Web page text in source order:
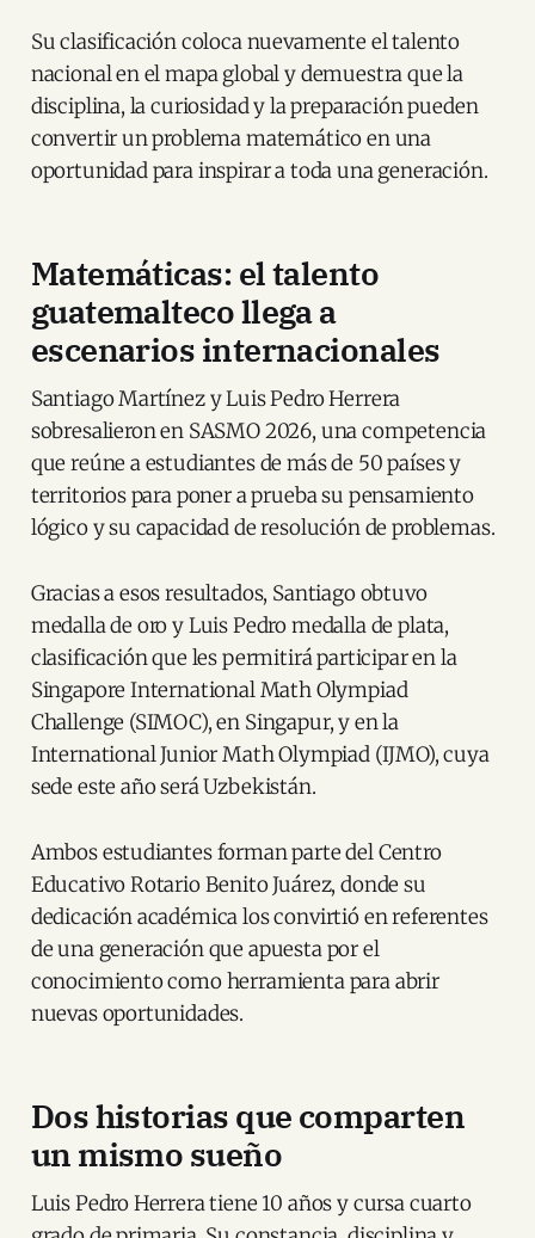
Su clasificación coloca nuevamente el talento
nacional en el mapa global y demuestra que la
disciplina, la curiosidad y la preparación pueden
convertir un problema matemático en una
oportunidad para inspirar a toda una generación.
Matemáticas: el talento
guatemalteco llega a
escenarios internacionales
Santiago Martínez y Luis Pedro Herrera
sobresalieron en SASMO 2026, una competencia
que reúne a estudiantes de más de 50 países y
territorios para poner a prueba su pensamiento
lógico y su capacidad de resolución de problemas.
Gracias a esos resultados, Santiago obtuvo
medalla de oro y Luis Pedro medalla de plata,
clasificación que les permitirá participar en la
Singapore International Math Olympiad
Challenge (SIMOC), en Singapur, y en la
International Junior Math Olympiad (IJMO), cuya
sede este año será Uzbekistán.
Ambos estudiantes forman parte del Centro
Educativo Rotario Benito Juárez, donde su
dedicación académica los convirtió en referentes
de una generación que apuesta por el
conocimiento como herramienta para abrir
nuevas oportunidades.
Dos historias que comparten
un mismo sueño
Luis Pedro Herrera tiene 10 años y cursa cuarto